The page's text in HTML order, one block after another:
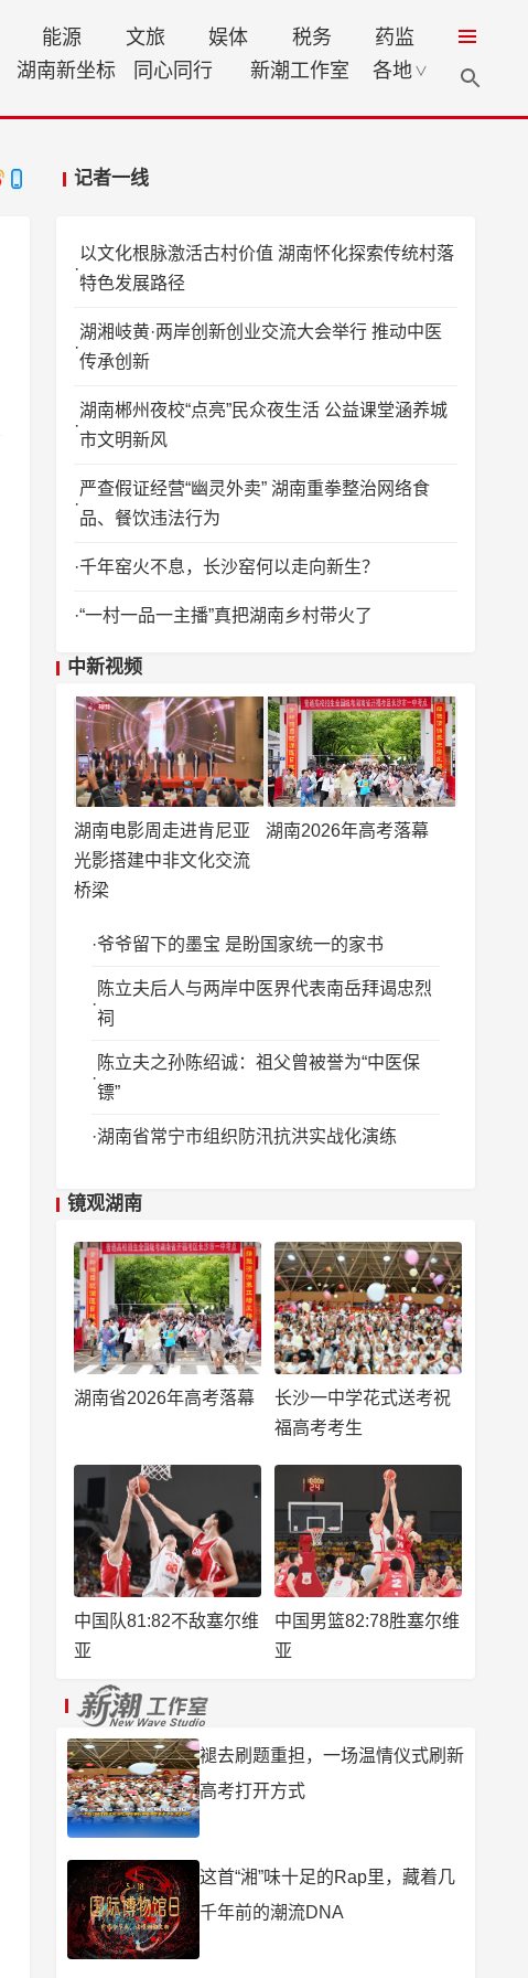
能源 文旅 娱体 税务
药监
湖南新坐标 同心同行 新潮工作室 各地 ∨
记者一线
以文化根脉激活古村价值 湖南怀化探索传统村落
特色发展路径
湖湘岐黄·两岸创新创业交流大会举行 推动中医
传承创新
湖南郴州夜校“点亮”民众夜生活 公益课堂涵养城
市文明新风
严查假证经营“幽灵外卖” 湖南重拳整治网络食
品、餐饮违法行为
千年窑火不息，长沙窑何以走向新生？
“一村一品一主播”真把湖南乡村带火了
中新视频
湖南电影周走进肯尼亚
光影搭建中非文化交流
桥梁
湖南2026年高考落幕
爷爷留下的墨宝 是盼国家统一的家书
陈立夫后人与两岸中医界代表南岳拜谒忠烈
祠
陈立夫之孙陈绍诚：祖父曾被誉为“中医保
镖”
湖南省常宁市组织防汛抗洪实战化演练
镜观湖南
湖南省2026年高考落幕
长沙一中学花式送考祝
福高考考生
中国队81:82不敌塞尔维
亚
中国男篮82:78胜塞尔维
亚
褪去刷题重担，一场温情仪式刷新
高考打开方式
这首“湘”味十足的Rap里，藏着几
千年前的潮流DNA